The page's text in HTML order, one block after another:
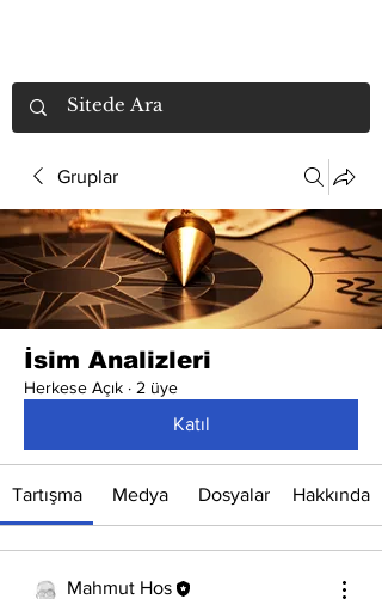
Gruplar
İsim Analizleri
Herkese Açık · 2 üye
Katıl
Tartışma Medya Dosyalar Hakkında
Mahmut Hos